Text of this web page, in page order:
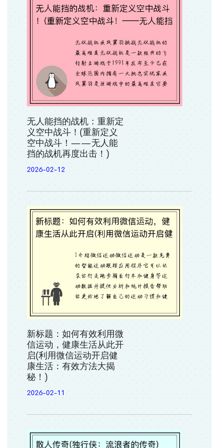
无人能挡的战机：重新定
义空中战斗！(重新定义
空中战斗！——无人能
挡的战机再度出击！)
2026-02-12
新标题：如何有效利用微
信运动，健康生活从此开
启(利用微信运动开启健
康生活：有效方法大揭
秘！)
2026-02-11